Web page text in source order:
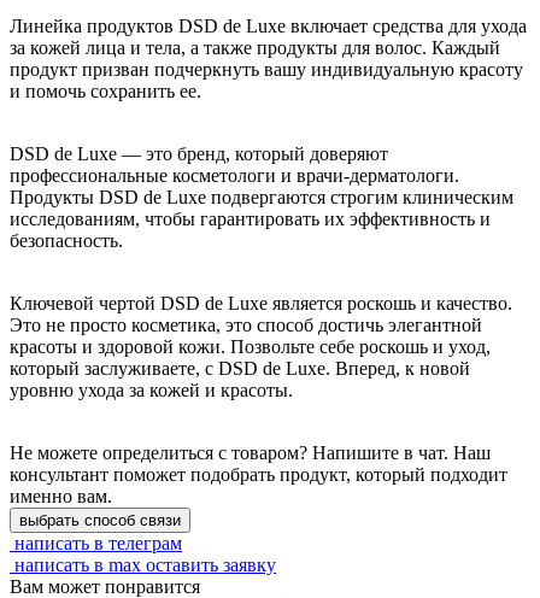
Линейка продуктов DSD de Luxe включает средства для ухода
за кожей лица и тела, а также продукты для волос. Каждый
продукт призван подчеркнуть вашу индивидуальную красоту
и помочь сохранить ее.
DSD de Luxe — это бренд, который доверяют
профессиональные косметологи и врачи-дерматологи.
Продукты DSD de Luxe подвергаются строгим клиническим
исследованиям, чтобы гарантировать их эффективность и
безопасность.
Ключевой чертой DSD de Luxe является роскошь и качество.
Это не просто косметика, это способ достичь элегантной
красоты и здоровой кожи. Позвольте себе роскошь и уход,
который заслуживаете, с DSD de Luxe. Вперед, к новой
уровню ухода за кожей и красоты.
Не можете определиться с товаром? Напишите в чат. Наш
консультант поможет подобрать продукт, который подходит
именно вам.
выбрать способ связи
написать в телеграм
написать в max оставить заявку
Вам может понравится